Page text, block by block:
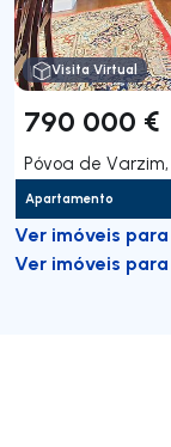
Visita Virtual
790 000 €
Póvoa de
Apartamento
Ver imóveis
Ver imóveis